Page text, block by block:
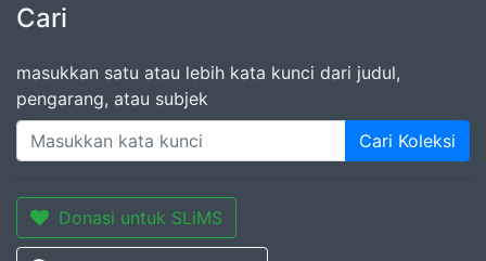
Cari
masukkan satu atau lebih kata kunci dari judul,
pengarang, atau subjek
Cari Koleksi
Donasi untuk SLiMS